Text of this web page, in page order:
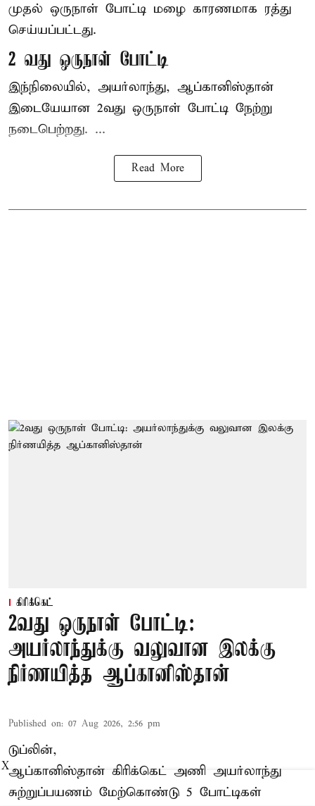
முதல் ஒருநாள் போட்டி மழை காரணமாக ரத்து
செய்யப்பட்டது.
2 வது ஒருநாள் போட்டி
இந்நிலையில், அயர்லாந்து, ஆப்கானிஸ்தான்
இடையேயான 2வது ஒருநாள் போட்டி நேற்று
நடைபெற்றது. ...
Read More
கிரிக்கெட்
2வது ஒருநாள் போட்டி:
அயர்லாந்துக்கு வலுவான இலக்கு
நிர்ணயித்த ஆப்கானிஸ்தான்
Published on: 07 Aug 2026, 2:56 pm
டுப்லின்,
ஆப்கானிஸ்தான் கிரிக்கெட் அணி அயர்லாந்து
சுற்றுப்பயணம் மேற்கொண்டு 5 போட்டிகள்
X